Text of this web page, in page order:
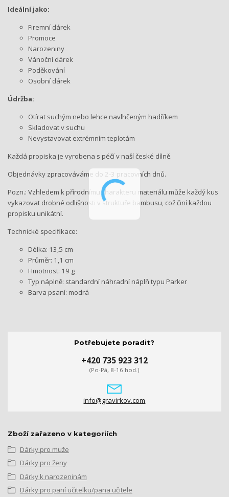
Ideální jako:
Firemní dárek
Promoce
Narozeniny
Vánoční dárek
Poděkování
Osobní dárek
Údržba:
Otírat suchým nebo lehce navlhčeným hadříkem
Skladovat v suchu
Nevystavovat extrémním teplotám
Každá propiska je vyrobena s péčí v naší české dílně.
Objednávky zpracováváme do 2-3 pracovních dnů.
Pozn.: Vzhledem k přírodnímu charakteru materiálu může každý kus
vykazovat drobné odlišnosti v struktuře bambusu, což činí každou
propisku unikátní.
Technické specifikace:
Délka: 13,5 cm
Průměr: 1,1 cm
Hmotnost: 19 g
Typ náplně: standardní náhradní náplň typu Parker
Barva psaní: modrá
Potřebujete poradit?
+420 735 923 312
(Po-Pá, 8-16 hod.)
info@gravirkov.com
Zboží zařazeno v kategoriích
Dárky pro muže
Dárky pro ženy
Dárky k narozeninám
Dárky pro paní učitelku/pana učitele